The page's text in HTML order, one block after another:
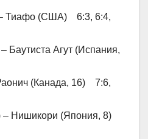
– Тиафо (США) 6:3, 6:4,
Баутиста Агут (Испания,
(Канада, 16) 7:6,
– Нишикори (Япония, 8)